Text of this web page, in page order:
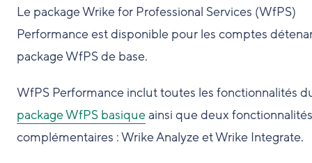
Le package Wrike for Professional Services (WfPS)
Performance est disponible pour les comptes
package WfPS de base.
WfPS Performance inclut toutes les fonctionnalités
package WfPS basiqueainsi que deux fonctionnalités
complémentaires : Wrike Analyze et Wrike Integrate.